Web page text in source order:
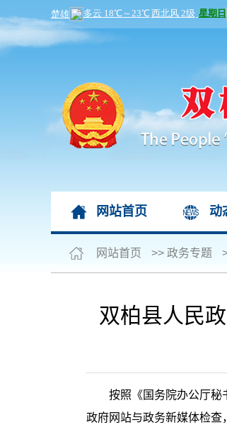
网站首页 动
网站首页 >> 政务专题
双柏县人民
按照《国务院办公厅秘
政府网站与政务新媒体检查